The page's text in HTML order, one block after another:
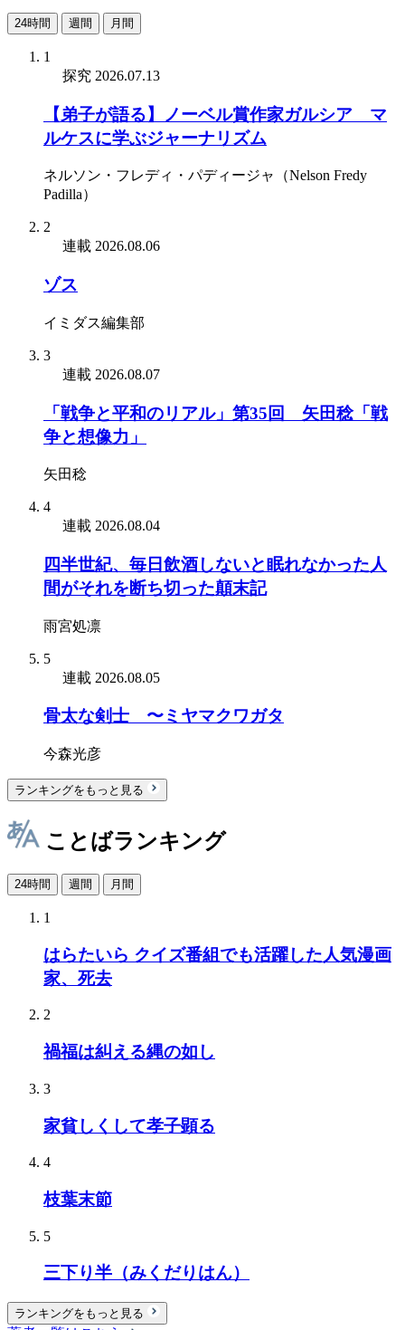
24時間 週間 月間
1
探究 2026.07.13
【弟子が語る】ノーベル賞作家ガルシア゠マ
ルケスに学ぶジャーナリズム
ネルソン・フレディ・パディージャ（Nelson Fredy
Padilla）
2
連載 2026.08.06
ゾス
イミダス編集部
3
連載 2026.08.07
「戦争と平和のリアル」第35回 矢田稔「戦
争と想像力」
矢田稔
4
連載 2026.08.04
四半世紀、毎日飲酒しないと眠れなかった人
間がそれを断ち切った顛末記
雨宮処凛
5
連載 2026.08.05
骨太な剣士 〜ミヤマクワガタ
今森光彦
ランキングをもっと見る
ことばランキング
24時間 週間 月間
1
はらたいら クイズ番組でも活躍した人気漫画
家、死去
2
禍福は糾える縄の如し
3
家貧しくして孝子顕る
4
枝葉末節
5
三下り半（みくだりはん）
ランキングをもっと見る